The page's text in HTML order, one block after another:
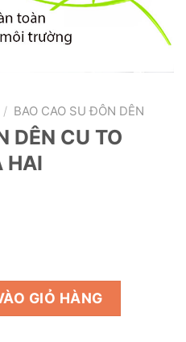
/ BAO CAO SU ĐÔN DÊN
DÊN CU TO
HAI
TO CHƠI SƯỚNG CẢ HAI số
GIỎ HÀNG